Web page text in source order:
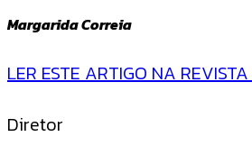
Margarida Correia
LER ESTE ARTIGO NA
Diretor